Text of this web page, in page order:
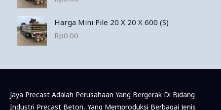
Harga Mini Pile 20 X 20 X 600 (S)
Rp0.00
Jaya Precast Adalah Perusahaan Yang Bergerak Di Bidang
Industri Precast Beton, Yang Memproduksi Berbagai Jenis